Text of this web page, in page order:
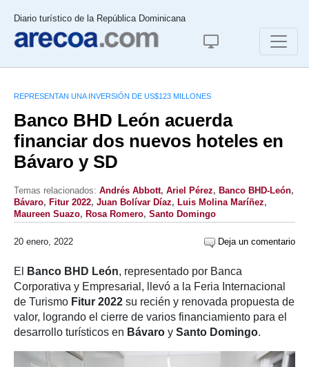
Diario turístico de la República Dominicana
REPRESENTAN UNA INVERSIÓN DE US$123 MILLONES
Banco BHD León acuerda
financiar dos nuevos hoteles en
Bávaro y SD
Temas relacionados: Andrés Abbott, Ariel Pérez, Banco BHD-León,
Bávaro, Fitur 2022, Juan Bolívar Díaz, Luis Molina Maríñez,
Maureen Suazo, Rosa Romero, Santo Domingo
20 enero, 2022 Deja un comentario
El Banco BHD León, representado por Banca
Corporativa y Empresarial, llevó a la Feria Internacional
de Turismo Fitur 2022 su recién y renovada propuesta de
valor, logrando el cierre de varios financiamiento para el
desarrollo turísticos en Bávaro y Santo Domingo.